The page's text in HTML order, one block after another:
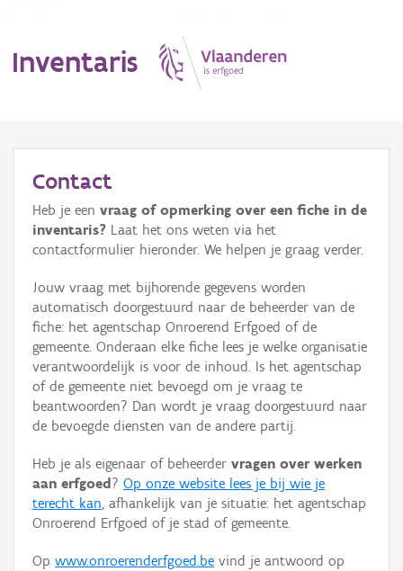
Inventaris
Erfgoedobject
Aanduidingsobject
Waarneming
Thema
Gebeurtenis
Persoon of collectief
Hergebruik
Aanmelden
Contact
Heb je een vraag of opmerking over een fiche in de
inventaris? Laat het ons weten via het
contactformulier hieronder. We helpen je graag verder.
Jouw vraag met bijhorende gegevens worden
automatisch doorgestuurd naar de beheerder van de
fiche: het agentschap Onroerend Erfgoed of de
gemeente. Onderaan elke fiche lees je welke organisatie
verantwoordelijk is voor de inhoud. Is het agentschap
of de gemeente niet bevoegd om je vraag te
beantwoorden? Dan wordt je vraag doorgestuurd naar
de bevoegde diensten van de andere partij.
Heb je als eigenaar of beheerder vragen over werken
aan erfgoed ? Op onze website lees je bij wie je
terecht kan, afhankelijk van je situatie: het agentschap
Onroerend Erfgoed of je stad of gemeente.
Op www.onroerenderfgoed.be vind je antwoord op